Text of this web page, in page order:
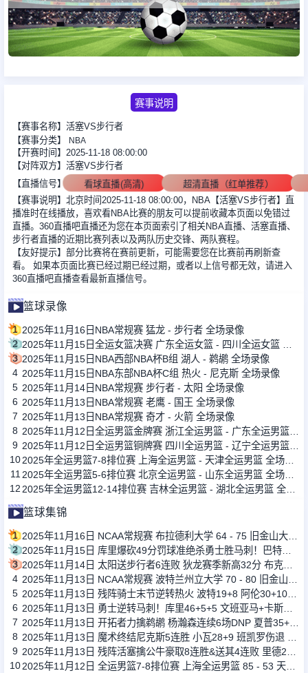
足球新闻
篮球新闻
赛事说明
【赛事名称】活塞VS步行者
【赛事分类】
NBA
【开赛时间】2025-11-18 08:00:00
【对阵双方】活塞VS步行者
【直播信号】
看球直播(高清) 超清直播（红单推荐）
【赛事说明】北京时间2025-11-18 08:00:00，NBA【活塞VS步行者】直
播准时在线播放，喜欢看NBA比赛的朋友可以提前收藏本页面以免错过
直播。360直播吧直播还为您在本页面索引了相关NBA直播、活塞直播、
步行者直播的近期比赛列表以及两队历史交锋、两队赛程。
【友好提示】部分比赛将在赛前更新，可能需要您在比赛前再刷新查
看。 如果本页面比赛已经过期已经过期，或者以上信号都无效，请进入
360直播吧直播查看最新直播信号。
篮球录像
1 2025年11月16日NBA常规赛 猛龙 - 步行者 全场录像
2
3 2025年11月15日NBA西部NBA杯B组 湖人 - 鹈鹕 全场录像
4 2025年11月15日NBA东部NBA杯C组 热火 - 尼克斯 全场录像
5 2025年11月14日NBA常规赛 步行者 - 太阳 全场录像
6 2025年11月13日NBA常规赛 老鹰 - 国王 全场录像
7 2025年11月13日NBA常规赛 奇才 - 火箭 全场录像
8
9
10
11
12
篮球集锦
1
2
3
4
5
6
7
8
9
10